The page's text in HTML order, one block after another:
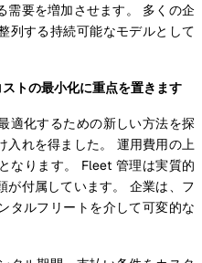
需要を増加させます。 多くの企
列する持続可能なモデルとして
トの最小化に重点を置きます
適化するための新しい方法を探
入れを得ました。 運用費用の上
なります。 Fleet 管理は実質的
が付属しています。 企業は、フ
タルフリートを介して可変的な